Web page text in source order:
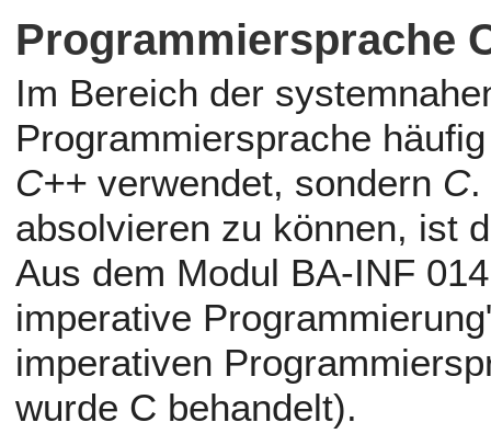
Programmiersprache
Im Bereich der
Programmiersprache
C++ verwendet, sondern C.
absolvieren zu können, ist
Aus dem Modul BA-INF
imperative
imperativen
wurde C behandelt).